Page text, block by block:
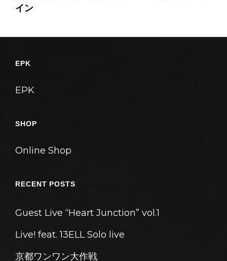
ナ
ー
ョ
イン
EPK
EPK
SHOP
Online Shop
RECENT POSTS
Guest Live “Heart Junction” vol.1
Live! feat. 13ELL Solo live
京都ワンワン大作戦